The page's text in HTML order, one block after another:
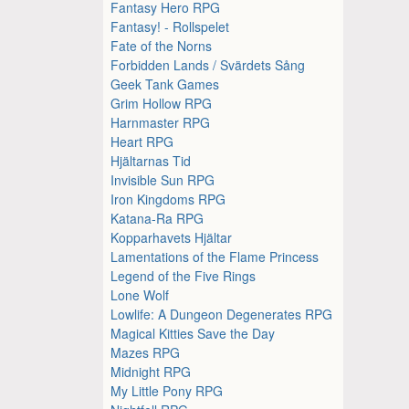
Fantasy Hero RPG
Fantasy! - Rollspelet
Fate of the Norns
Forbidden Lands / Svärdets Sång
Geek Tank Games
Grim Hollow RPG
Harnmaster RPG
Heart RPG
Hjältarnas Tid
Invisible Sun RPG
Iron Kingdoms RPG
Katana-Ra RPG
Kopparhavets Hjältar
Lamentations of the Flame Princess
Legend of the Five Rings
Lone Wolf
Lowlife: A Dungeon Degenerates RPG
Magical Kitties Save the Day
Mazes RPG
Midnight RPG
My Little Pony RPG